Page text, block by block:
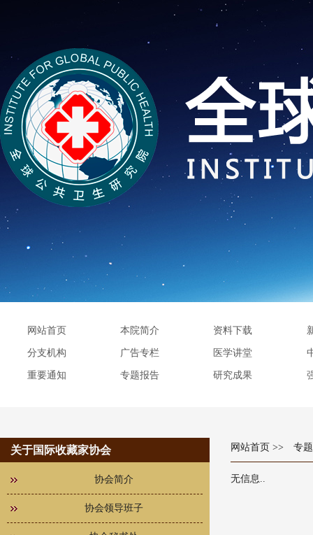
网站首页 本院简介 资料下载
分支机构 广告专栏 医学讲堂
重要通知 专题报告 研究成果
关于国际收藏家协会
协会简介
协会领导班子
网站首页 >> 专题
无信息..